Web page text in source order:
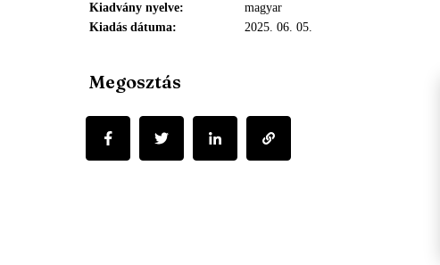
Kiadvány nyelve
magyar
Kiadás dátuma
2025. 06. 05.
Megosztás